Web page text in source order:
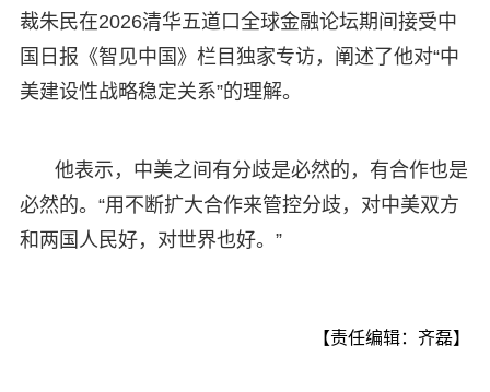
裁朱民在2026清华五道口全球金融论坛期间接受中
国日报《智见中国》栏目独家专访，阐述了他对“中
美建设性战略稳定关系”的理解。
他表示，中美之间有分歧是必然的，有合作也是
必然的。“用不断扩大合作来管控分歧，对中美双方
和两国人民好，对世界也好。”
【责任编辑：齐磊】